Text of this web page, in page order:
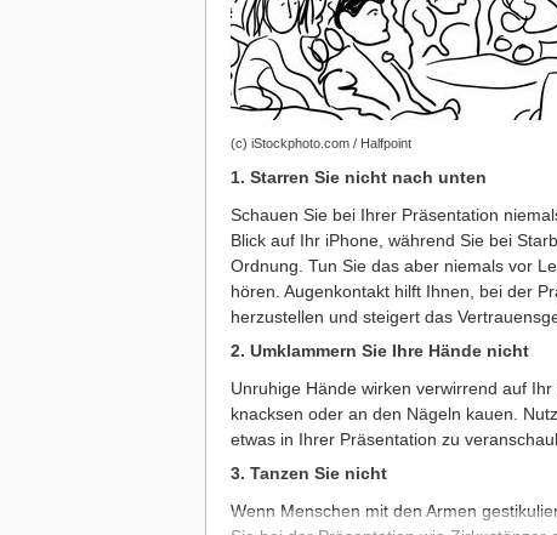
(c) iStockphoto.com / Halfpoint
1. Starren Sie nicht nach unten
Schauen Sie bei Ihrer Präsentation
Blick auf Ihr iPhone, während Sie bei
Ordnung. Tun Sie das aber niemals vor
hören. Augenkontakt hilft Ihnen, bei der
herzustellen und steigert das
2. Umklammern Sie Ihre Hände nicht
Unruhige Hände wirken verwirrend auf
knacksen oder an den Nägeln kauen.
etwas in Ihrer Präsentation zu
3. Tanzen Sie nicht
Wenn Menschen mit den Armen